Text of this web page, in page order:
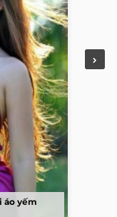
áo yếm